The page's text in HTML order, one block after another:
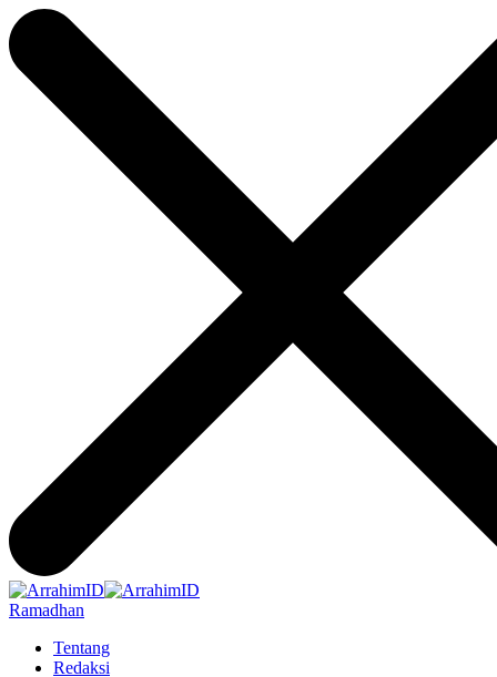
Ramadhan
Tentang
Redaksi